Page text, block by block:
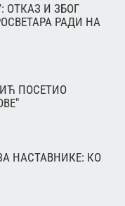
ОТКАЗ И ЗБОГ
РАДИ НА
ПОСЕТИО
НАСТАВНИКЕ: КО